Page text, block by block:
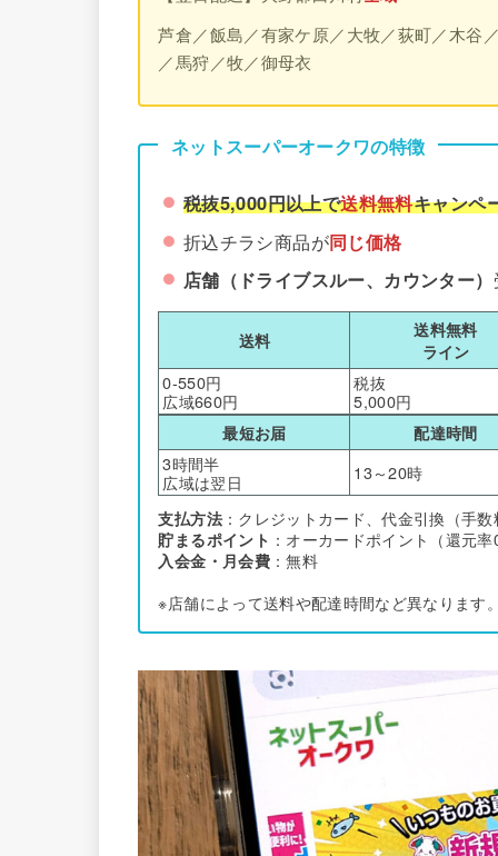
芦倉／飯島／有家ケ原／大牧／荻町／木谷
／馬狩／牧／御母衣
ネットスーパーオークワの特徴
税抜5,000円以上で送料無料キャンペ
折込チラシ商品が同じ価格
店舗（ドライブスルー、カウンター）
送料
送料無料
ライン
0-550円
広域660円
税抜
5,000円
最短お届 配達時間
3時間半
広域は翌日
13～20時
支払方法：クレジットカード、代金引換（手
貯まるポイント ：オーカードポイント（還元
入会金・月会費：無料
※店舗によって送料や配達時間など異なります